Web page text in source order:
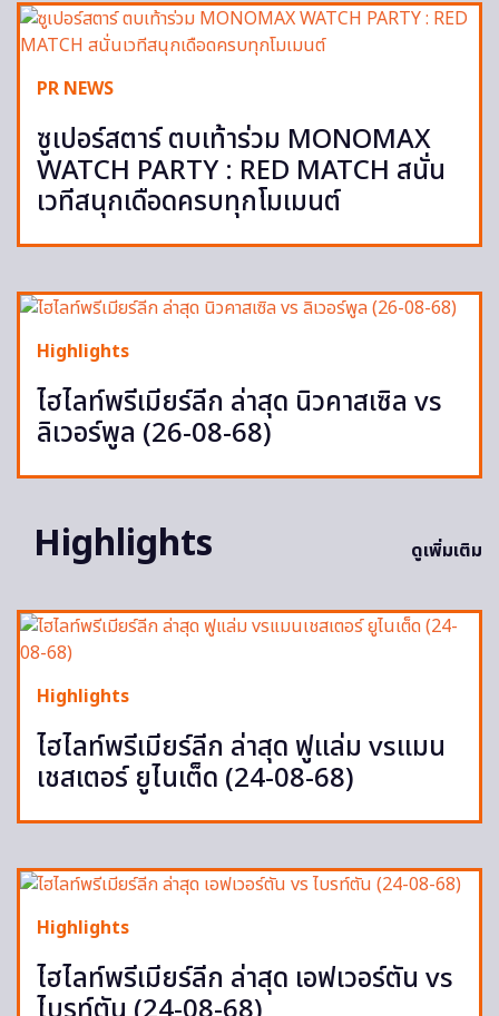
PR NEWS
ซูเปอร์สตาร์ ตบเท้าร่วม MONOMAX
WATCH PARTY : RED MATCH สนั่น
เวทีสนุกเดือดครบทุกโมเมนต์
Highlights
ไฮไลท์พรีเมียร์ลีก ล่าสุด นิวคาสเซิล vs
ลิเวอร์พูล (26-08-68)
Highlights ดูเพิ่มเติม
Highlights
ไฮไลท์พรีเมียร์ลีก ล่าสุด ฟูแล่ม vsแมน
เชสเตอร์ ยูไนเต็ด (24-08-68)
Highlights
ไฮไลท์พรีเมียร์ลีก ล่าสุด เอฟเวอร์ตัน vs